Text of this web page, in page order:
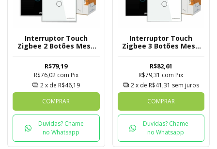
Interruptor Touch
Zigbee 2 Botões Mesh
R$79,19
R$76,02 com Pix
2x de R$46,19
COMPRAR
Duvidas? Chame
no Whatsapp
Interruptor Touch
Zigbee 3 Botões Mesh
R$82,61
R$79,31 com Pix
2x de R$41,31 sem juros
COMPRAR
Duvidas? Chame
no Whatsapp